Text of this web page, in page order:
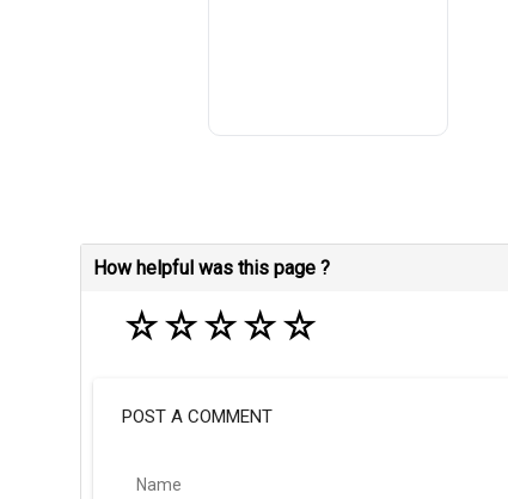
How helpful was this page ?
☆☆☆☆☆
POST A COMMENT
Name